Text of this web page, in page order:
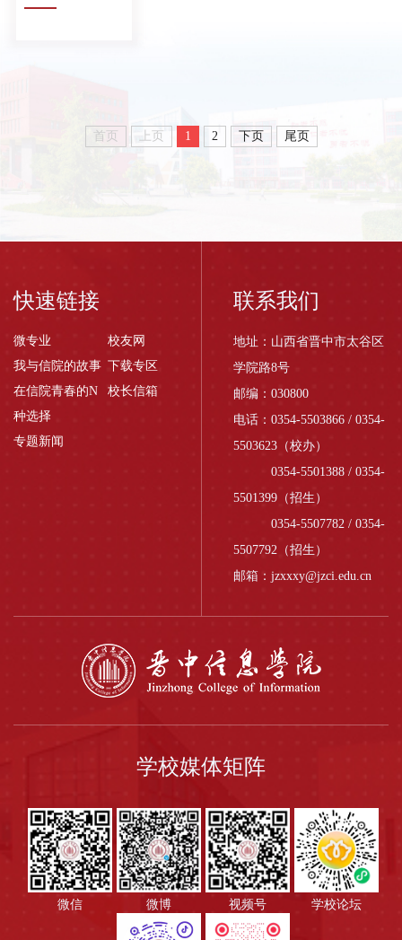
首页 上页 1 2 下页 尾页
快速链接
微专业
校友网
我与信院的故事 下载专区
在信院青春的N
种选择
校长信箱
专题新闻
联系我们
地址：山西省晋中市太谷区
学院路8号
邮编：030800
电话：0354-5503866 / 0354-
5503623（校办）
0354-5501388 / 0354-
5501399（招生）
0354-5507782 / 0354-
5507792（招生）
邮箱：jzxxxy@jzci.edu.cn
学校媒体矩阵
微信 微博 视频号 学校论坛